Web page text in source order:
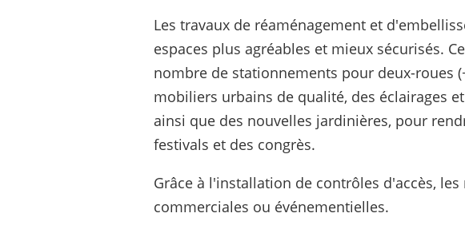
Les travaux de réaménagement et
espaces plus agréables et mieux sécurisés.
nombre de stationnements pour deux-roues
mobiliers urbains de qualité, des éclairages
ainsi que des nouvelles jardinières, pour
festivals et des congrès.
Grâce à l'installation de contrôles d'accès,
commerciales ou événementielles.